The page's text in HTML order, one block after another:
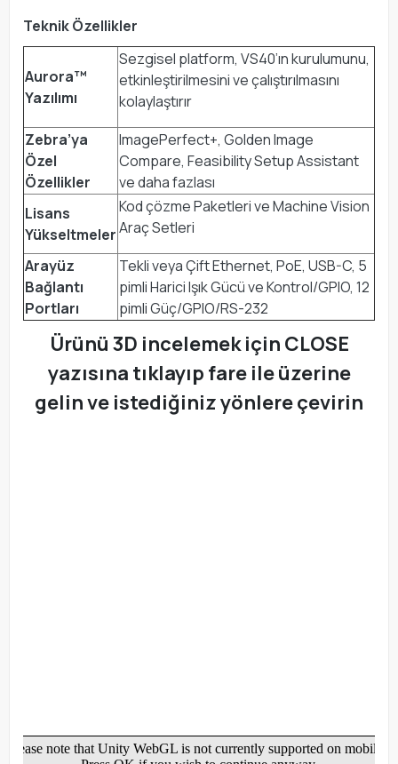
Teknik Özellikler
Aurora™
Yazılımı
Sezgisel platform, VS40’ın kurulumunu,
etkinleştirilmesini ve çalıştırılmasını
kolaylaştırır
Zebra’ya
Özel
Özellikler
ImagePerfect+, Golden Image
Compare, Feasibility Setup Assistant
ve daha fazlası
Lisans
Yükseltmeler
Kod çözme Paketleri ve Machine Vision
Araç Setleri
Arayüz
Bağlantı
Portları
Tekli veya Çift Ethernet, PoE, USB-C, 5
pimli Harici Işık Gücü ve Kontrol/GPIO, 12
pimli Güç/GPIO/RS-232
Ürünü 3D incelemek için CLOSE
yazısına tıklayıp fare ile üzerine
gelin ve istediğiniz yönlere çevirin